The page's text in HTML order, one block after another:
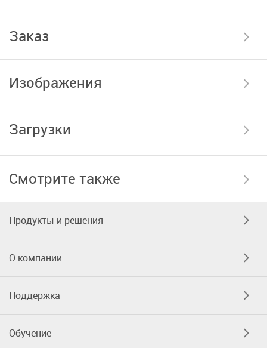
Заказ
Изображения
Загрузки
Смотрите также
Продукты и решения
О компании
Поддержка
Обучение